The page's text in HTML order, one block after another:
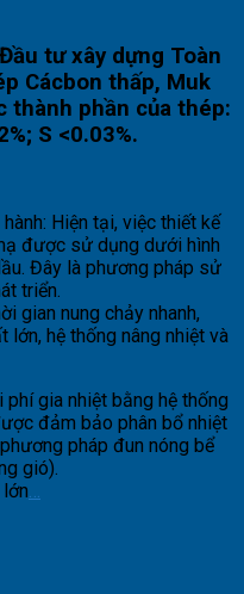
tư xây dựng Toàn
Cácbon thấp, Muk
thành phần của thép:
S <0.03%.
Hiện tại, việc thiết kế
được sử dụng dưới hình
Đây là phương pháp sử
triển.
gian nung chảy nhanh,
lớn, hệ thống nâng nhiệt và
phí gia nhiệt bằng hệ thống
đảm bảo phân bổ nhiệt
pháp đun nóng bể
gió).
…